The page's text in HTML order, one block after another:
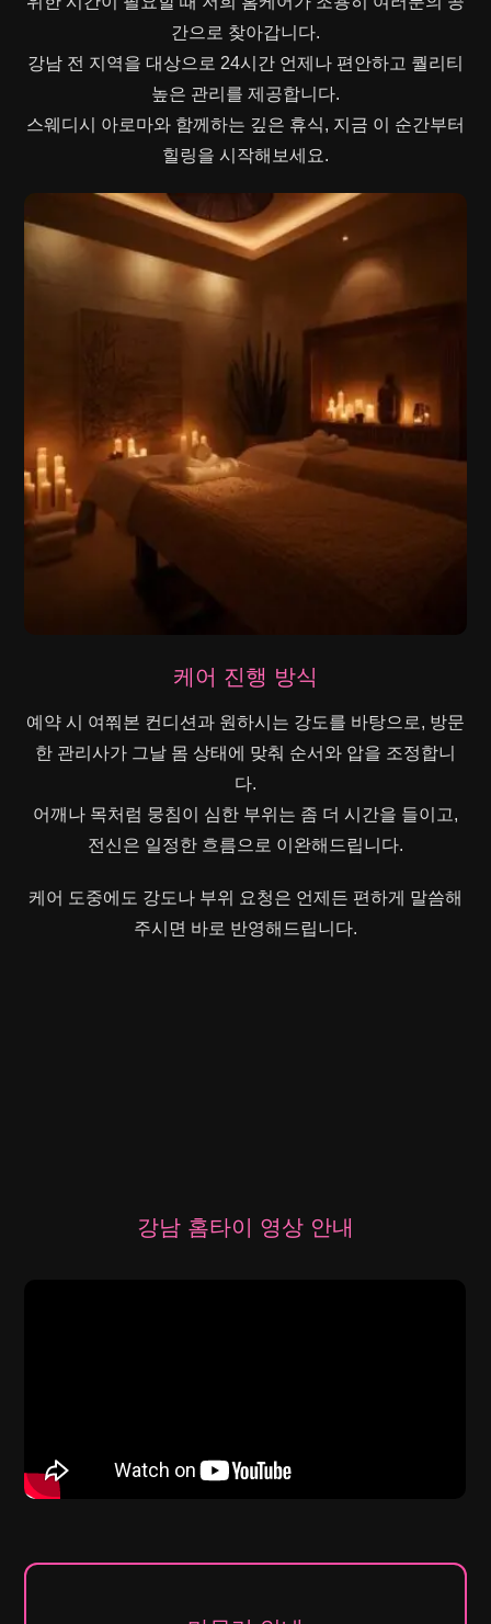
간으로 찾아갑니다.
강남 전 지역을 대상으로 24시간 언제나 편안하고 퀄리티
높은 관리를 제공합니다.
스웨디시 아로마와 함께하는 깊은 휴식, 지금 이 순간부터
힐링을 시작해보세요.
케어 진행 방식
예약 시 여쭤본 컨디션과 원하시는 강도를 바탕으로, 방문
한 관리사가 그날 몸 상태에 맞춰 순서와 압을 조정합니
다.
어깨나 목처럼 뭉침이 심한 부위는 좀 더 시간을 들이고,
전신은 일정한 흐름으로 이완해드립니다.
케어 도중에도 강도나 부위 요청은 언제든 편하게 말씀해
주시면 바로 반영해드립니다.
강남 홈타이 영상 안내